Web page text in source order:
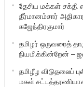
தேசிய மக்கள் சக்தி
தீர்மானம்சார்
கஜேந்திரகுமார்
தமிழர் ஒருவரைத்
நியமிக்கின்றேன் –
தமிழீழ விடுதலைப்
மகள்